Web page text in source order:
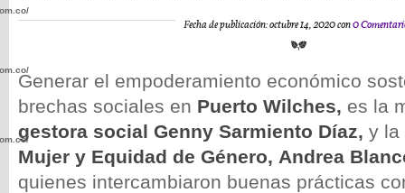
Fecha de publicación: octubre 14, 2020 con0
Generar el empoderamiento económico
brechas sociales en Puerto Wilches, es la
gestora social Genny Sarmiento Díaz, y la
Mujer y Equidad de Género, Andrea
quienes intercambiaron buenas prácticas
wp-
wp-
wp-